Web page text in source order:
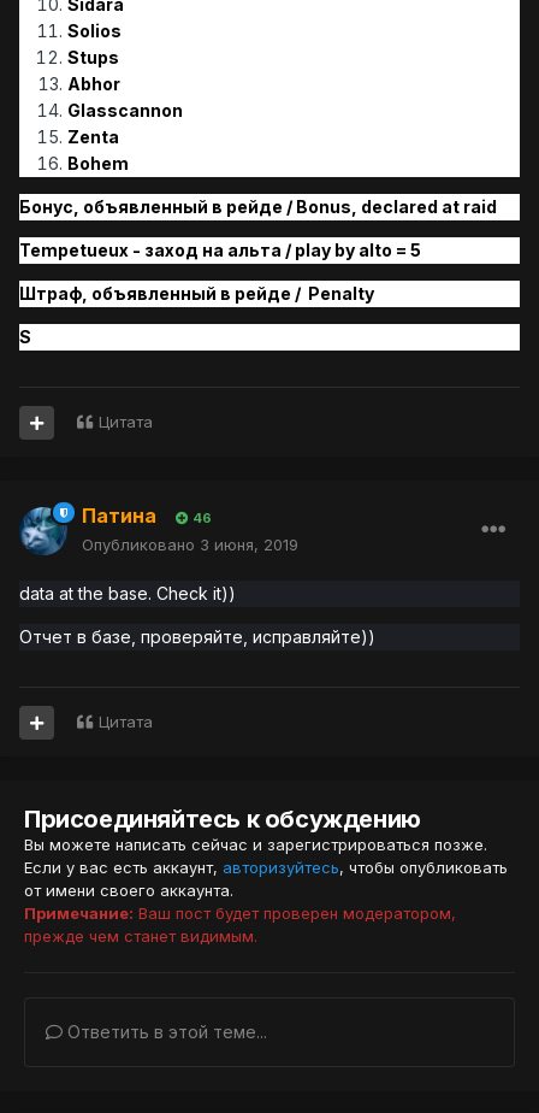
Sidara
Solios
Stups
Abhor
Glasscannon
Zenta
Bohem
Бонус, объявленный в рейде / Bonus, declared at raid
Tempetueux - заход на альта / play by alto = 5
Штраф, объявленный в рейде / Penalty
S
Цитата
Патина 46
Опубликовано 3 июня, 2019
data at the base. Check it))
Отчет в базе, проверяйте, исправляйте))
Цитата
Присоединяйтесь к обсуждению
Вы можете написать сейчас и зарегистрироваться позже.
Если у вас есть аккаунт, авторизуйтесь, чтобы опубликовать
от имени своего аккаунта.
Примечание: Ваш пост будет проверен модератором,
прежде чем станет видимым.
Ответить в этой теме...